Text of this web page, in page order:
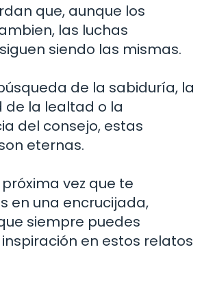
que, aunque los
las luchas
siendo las mismas.
de la sabiduría, la
de la lealtad o la
del consejo, estas
eternas.
vez que te
en una encrucijada,
siempre puedes
en estos relatos